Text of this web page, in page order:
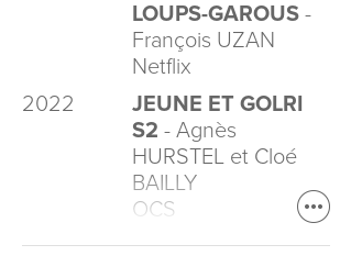
LOUPS-GAROUS -
François UZAN
Netflix
2022
JEUNE ET GOLRI
S2 - Agnès
HURSTEL et Cloé
BAILLY
OCS